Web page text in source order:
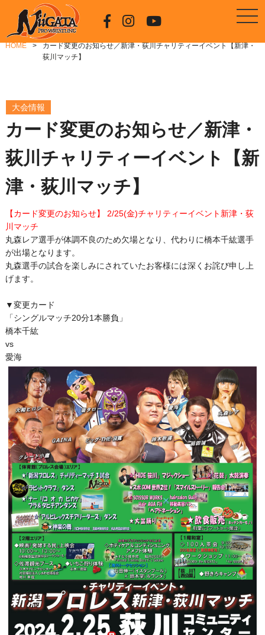
HOME
カード変更のお知らせ／新津・荻川チャリティーイベント【新津・
荻川マッチ】
大会情報
カード変更のお知らせ／新津・
荻川チャリティーイベント【新
津・荻川マッチ】
【カード変更のお知らせ】 2/25(金)チャリティーイベント新津・荻
川マッチ
丸森レア選手が体調不良のため欠場となり、代わりに橋本千紘選手
が出場となります。
丸森選手の試合を楽しみにされていたお客様には深くお詫び申し上
げます。
▼変更カード
「シングルマッチ20分1本勝負」
橋本千紘
vs
愛海